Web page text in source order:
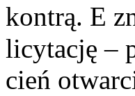
kontrą. E
licytację –
cień